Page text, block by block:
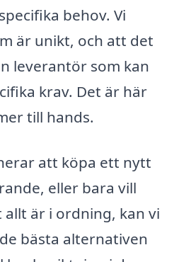
behov. Vi
är unikt, och att det
leverantör som kan
krav. Det är här
till hands.
att köpa ett nytt
eller bara vill
är i ordning, kan vi
bästa alternativen